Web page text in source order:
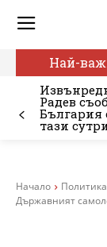
Най-
Радев
България
тази
Начало Политика
Държавният